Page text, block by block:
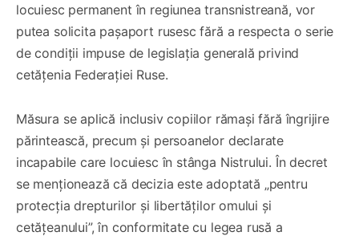
locuiesc permanent în regiunea transnistreană, vor
putea solicita pașaport rusesc fără a respecta o serie
de condiții impuse de legislația generală privind
cetățenia Federației Ruse.
Măsura se aplică inclusiv copiilor rămași fără îngrijire
părintească, precum și persoanelor declarate
incapabile care locuiesc în stânga Nistrului. În decret
se menționează că decizia este adoptată „pentru
protecția drepturilor și libertăților omului și
cetățeanului”, în conformitate cu legea rusă a